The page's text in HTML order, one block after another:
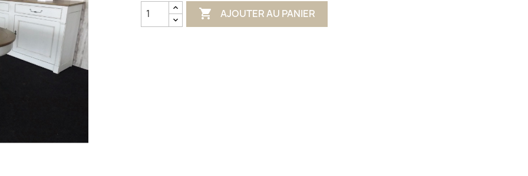
 AJOUTER AU PANIER